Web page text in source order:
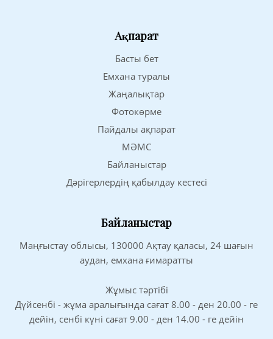
Ақпарат
Басты бет
Емхана туралы
Жаңалықтар
Фотокөрме
Пайдалы ақпарат
МӘМС
Байланыстар
Дәрігерлердің қабылдау кестесі
Байланыстар
Маңғыстау облысы, 130000 Ақтау қаласы, 24 шағын
аудан, емхана ғимаратты
Жұмыс тәртібі
Дүйсенбі - жұма аралығында сағат 8.00 - ден 20.00 - ге
дейін, сенбі күні сағат 9.00 - ден 14.00 - ге дейін